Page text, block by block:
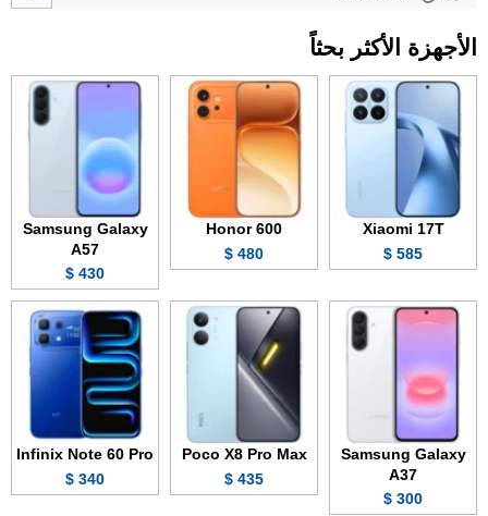
الأجهزة الأكثر بحثاً
Xiaomi 17T
585 $
Honor 600
480 $
Samsung Galaxy
A57
430 $
Samsung Galaxy
A37
300 $
Poco X8 Pro Max
435 $
Infinix Note 60 Pro
340 $